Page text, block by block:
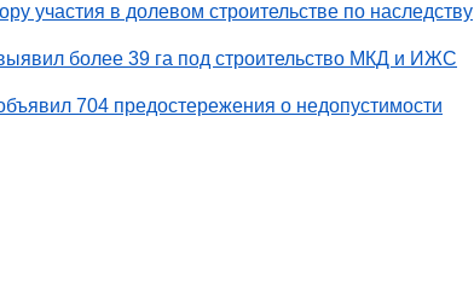
участия в долевом строительстве по наследству
более 39 га под строительство МКД и ИЖС
704 предостережения о недопустимости